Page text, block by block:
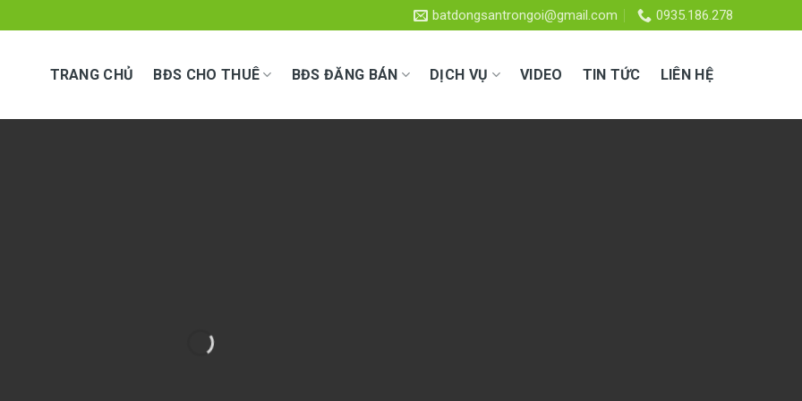
batdongsantrongoi@gmail.com 0935.186.278
TRANG CHỦ BĐS CHO THUÊ BĐS ĐĂNG BÁN DỊCH VỤ VIDEO TIN TỨC LIÊN HỆ